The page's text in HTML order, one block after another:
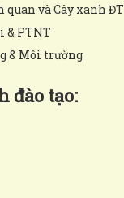
và Cây xanh ĐT
& PTNT
& Môi trường
đào tạo: